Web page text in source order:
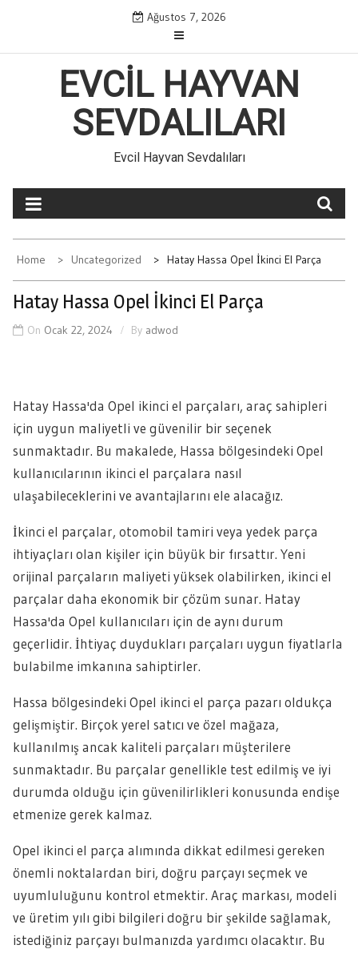
content
Ağustos 7, 2026
EVCIL HAYVAN
SEVDALILARI
Evcil Hayvan Sevdalıları
Home Uncategorized Hatay Hassa Opel İkinci El Parça
Hatay Hassa Opel İkinci El Parça
On Ocak 22, 2024 By adwod
Hatay Hassa'da Opel ikinci el parçaları, araç sahipleri
için uygun maliyetli ve güvenilir bir seçenek
sunmaktadır. Bu makalede, Hassa bölgesindeki Opel
kullanıcılarının ikinci el parçalara nasıl
ulaşabileceklerini ve avantajlarını ele alacağız.
İkinci el parçalar, otomobil tamiri veya yedek parça
ihtiyaçları olan kişiler için büyük bir fırsattır. Yeni
orijinal parçaların maliyeti yüksek olabilirken, ikinci el
parçalar daha ekonomik bir çözüm sunar. Hatay
Hassa'da Opel kullanıcıları için de aynı durum
geçerlidir. İhtiyaç duydukları parçaları uygun fiyatlarla
bulabilme imkanına sahiptirler.
Hassa bölgesindeki Opel ikinci el parça pazarı oldukça
gelişmiştir. Birçok yerel satıcı ve özel mağaza,
kullanılmış ancak kaliteli parçaları müşterilere
sunmaktadır. Bu parçalar genellikle test edilmiş ve iyi
durumda olduğu için güvenilirlikleri konusunda endişe
etmenize gerek kalmaz.
Opel ikinci el parça alımında dikkat edilmesi gereken
önemli noktalardan biri, doğru parçayı seçmek ve
uyumluluğunu kontrol etmektir. Araç markası, modeli
ve üretim yılı gibi bilgileri doğru bir şekilde sağlamak,
istediğiniz parçayı bulmanızda yardımcı olacaktır. Bu